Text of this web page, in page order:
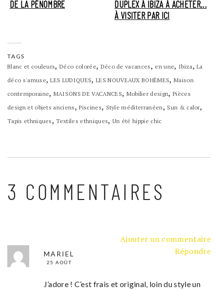
DE LA PÉNOMBRE
DUPLEX À IBIZA À ACHETER...
À VISITER PAR ICI
TAGS
Blanc et couleurs,Déco colorée, Déco de vacances, en une, Ibiza,La
déco s'amuse,LES LUDIQUES, LES NOUVEAUX BOHÈMES,Maison
contemporaine, MAISONS DE VACANCES, Mobilier design, Pièces
design et objets anciens,Piscines, Style méditerranéen, Sun & calor,
Tapis ethniques,Textiles ethniques, Un été hippie chic
3 COMMENTAIRES
Ajouter un commentaire
MARIEL
25 AOÛT
Répondre
J’adore ! C’est frais et original, loin du style un